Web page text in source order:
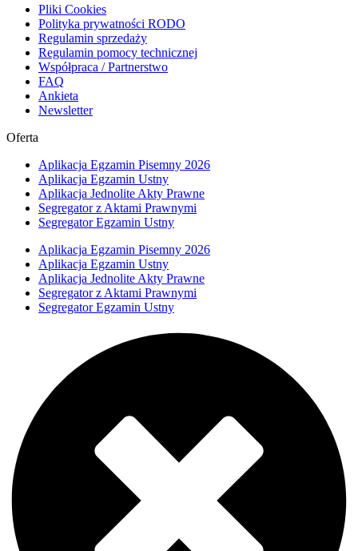
Pliki Cookies
Polityka prywatności RODO
Regulamin sprzedaży
Regulamin pomocy technicznej
Współpraca / Partnerstwo
FAQ
Ankieta
Newsletter
Oferta
Aplikacja Egzamin Pisemny 2026
Aplikacja Egzamin Ustny
Aplikacja Jednolite Akty Prawne
Segregator z Aktami Prawnymi
Segregator Egzamin Ustny
Aplikacja Egzamin Pisemny 2026
Aplikacja Egzamin Ustny
Aplikacja Jednolite Akty Prawne
Segregator z Aktami Prawnymi
Segregator Egzamin Ustny